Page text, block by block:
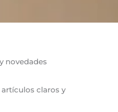
novedades
claros y